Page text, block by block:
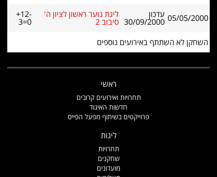
05/05/2000 עדכון
30/09/2000
ליגת נוער ראשון לציון ה'
סיבוב 2
+12-
3=0
השחקן לא השתתף באירועים נוספים
ראשי
תחרויות ואירועים קרובים
חדשות האיגוד
פרוייקטים בשיתוף מפעל הפייס
ליגות
תחרויות
שחקנים
מועדונים